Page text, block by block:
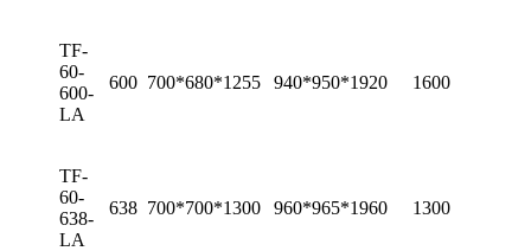
TF-
60-
600-
LA
600 700*680*1255 940*950*1920 1600
TF-
60-
638-
LA
638 700*700*1300 960*965*1960 1300